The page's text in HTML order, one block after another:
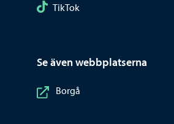
Följ på TikTok
TikTok
Se även webbplatserna
Borgå